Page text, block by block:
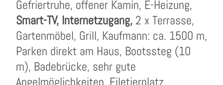
Gefriertruhe, offener Kamin, E-Heizung,
Smart-TV, Internetzugang, 2 x Terrasse,
Gartenmöbel, Grill, Kaufmann: ca. 1500 m,
Parken direkt am Haus, Bootssteg (10
m), Badebrücke, sehr gute
Angelmöglichkeiten, Filetierplatz,